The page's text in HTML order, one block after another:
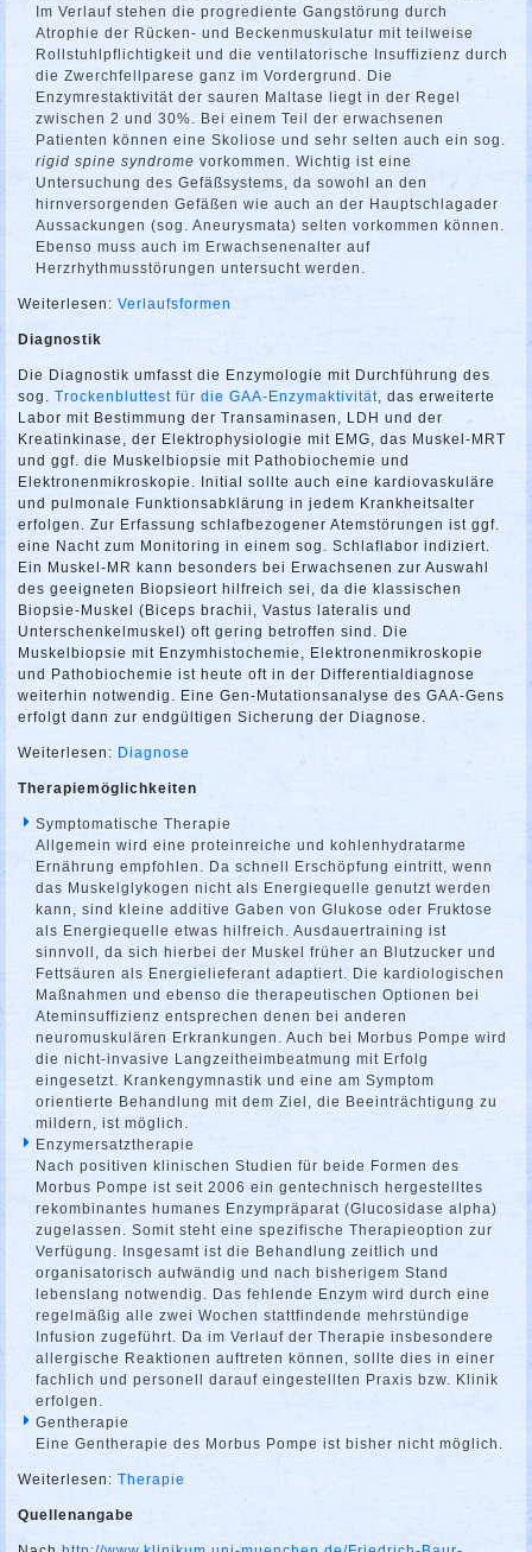
Im Verlauf stehen die progrediente Gangstörung durch
Atrophie der Rücken- und Beckenmuskulatur mit teilweise
Rollstuhlpflichtigkeit und die ventilatorische Insuffizienz durch
die Zwerchfellparese ganz im Vordergrund. Die
Enzymrestaktivität der sauren Maltase liegt in der Regel
zwischen 2 und 30%. Bei einem Teil der erwachsenen
Patienten können eine Skoliose und sehr selten auch ein sog.
rigid spine syndrome vorkommen. Wichtig ist eine
Untersuchung des Gefäßsystems, da sowohl an den
hirnversorgenden Gefäßen wie auch an der Hauptschlagader
Aussackungen (sog. Aneurysmata) selten vorkommen können.
Ebenso muss auch im Erwachsenenalter auf
Herzrhythmusstörungen untersucht werden.
Weiterlesen:Verlaufsformen
Diagnostik
Die Diagnostik umfasst die Enzymologie mit Durchführung des
sog.Trockenbluttest für die GAA-Enzymaktivität , das erweiterte
Labor mit Bestimmung der Transaminasen, LDH und der
Kreatinkinase, der Elektrophysiologie mit EMG, das Muskel-MRT
und ggf. die Muskelbiopsie mit Pathobiochemie und
Elektronenmikroskopie. Initial sollte auch eine kardiovaskuläre
und pulmonale Funktionsabklärung in jedem Krankheitsalter
erfolgen. Zur Erfassung schlafbezogener Atemstörungen ist ggf.
eine Nacht zum Monitoring in einem sog. Schlaflabor indiziert.
Ein Muskel-MR kann besonders bei Erwachsenen zur Auswahl
des geeigneten Biopsieort hilfreich sei, da die klassischen
Biopsie-Muskel (Biceps brachii, Vastus lateralis und
Unterschenkelmuskel) oft gering betroffen sind. Die
Muskelbiopsie mit Enzymhistochemie, Elektronenmikroskopie
und Pathobiochemie ist heute oft in der Differentialdiagnose
weiterhin notwendig. Eine Gen-Mutationsanalyse des GAA-Gens
erfolgt dann zur endgültigen Sicherung der Diagnose.
Weiterlesen: Diagnose
Therapiemöglichkeiten
Symptomatische Therapie
Allgemein wird eine proteinreiche und kohlenhydratarme
Ernährung empfohlen. Da schnell Erschöpfung eintritt, wenn
das Muskelglykogen nicht als Energiequelle genutzt werden
kann, sind kleine additive Gaben von Glukose oder Fruktose
als Energiequelle etwas hilfreich. Ausdauertraining ist
sinnvoll, da sich hierbei der Muskel früher an Blutzucker und
Fettsäuren als Energielieferant adaptiert. Die kardiologischen
Maßnahmen und ebenso die therapeutischen Optionen bei
Ateminsuffizienz entsprechen denen bei anderen
neuromuskulären Erkrankungen. Auch bei Morbus Pompe wird
die nicht-invasive Langzeitheimbeatmung mit Erfolg
eingesetzt. Krankengymnastik und eine am Symptom
orientierte Behandlung mit dem Ziel, die Beeinträchtigung zu
mildern, ist möglich.
Enzymersatztherapie
Nach positiven klinischen Studien für beide Formen des
Morbus Pompe ist seit 2006 ein gentechnisch hergestelltes
rekombinantes humanes Enzympräparat (Glucosidase alpha)
zugelassen. Somit steht eine spezifische Therapieoption zur
Verfügung. Insgesamt ist die Behandlung zeitlich und
organisatorisch aufwändig und nach bisherigem Stand
lebenslang notwendig. Das fehlende Enzym wird durch eine
regelmäßig alle zwei Wochen stattfindende mehrstündige
Infusion zugeführt. Da im Verlauf der Therapie insbesondere
allergische Reaktionen auftreten können, sollte dies in einer
fachlich und personell darauf eingestellten Praxis bzw. Klinik
erfolgen.
Gentherapie
Eine Gentherapie des Morbus Pompe ist bisher nicht möglich.
Weiterlesen:Therapie
Quellenangabe